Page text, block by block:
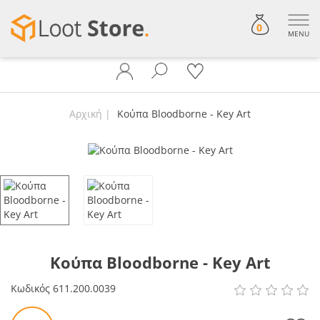
0 MENU
Αρχική Κούπα Bloodborne - Key Art
Κούπα Bloodborne - Key Art
Κωδικός 611.200.0039